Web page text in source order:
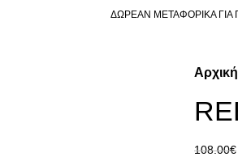
ΔΩΡΕΑΝ ΜΕΤΑΦΟΡΙΚΑ ΓΙΑ
108.00€